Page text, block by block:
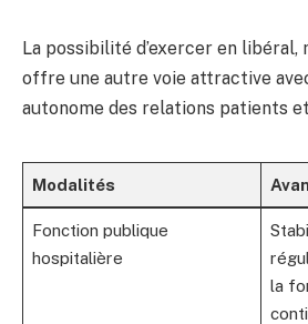
La possibilité d’exercer en libéral,
offre une autre voie attractive
autonome des relations patients
Modalités
Fonction publique
hospitalière
la